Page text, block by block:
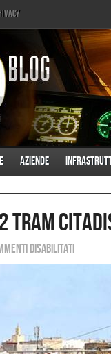
Aziende
disabilitati